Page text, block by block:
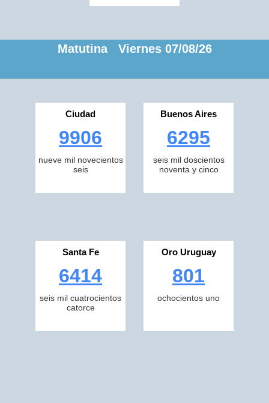
Matutina Viernes 07/08/26
Ciudad
9906
nueve mil novecientos
seis
Buenos Aires
6295
seis mil doscientos
noventa y cinco
Santa Fe
6414
seis mil cuatrocientos
catorce
Oro Uruguay
801
ochocientos uno